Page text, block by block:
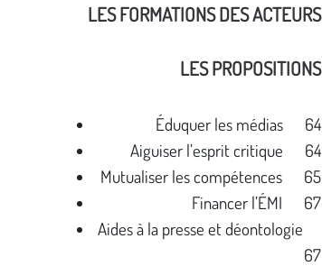
LES FORMATIONS DES ACTEURS
LES PROPOSITIONS
Éduquer les médias 64
Aiguiser l’esprit critique 64
Mutualiser les compétences 65
Financer l’ÉMI 67
Aides à la presse et déontologie
67